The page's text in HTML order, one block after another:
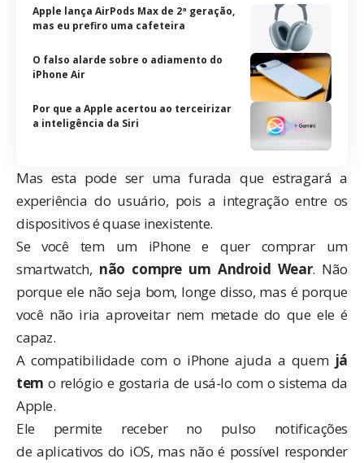
Apple lança AirPods Max de 2ª geração,
mas eu prefiro uma cafeteira
O falso alarde sobre o adiamento do
iPhone Air
Por que a Apple acertou ao terceirizar
a inteligência da Siri
Mas esta pode ser uma furada que estragará a
experiência do usuário, pois a integração entre os
dispositivos é quase inexistente.
Se você tem um iPhone e quer comprar um
smartwatch, não compre um Android Wear. Não
porque ele não seja bom, longe disso, mas é porque
você não iria aproveitar nem metade do que ele é
capaz.
A compatibilidade com o iPhone ajuda a quem já
tem o relógio e gostaria de usá-lo com o sistema da
Apple.
Ele permite receber no pulso notificações
de aplicativos do iOS, mas não é possível responder